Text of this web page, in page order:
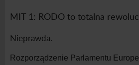
MIT 1: RODO to totalna
Nieprawda.
Rozporządzenie Parlamentu